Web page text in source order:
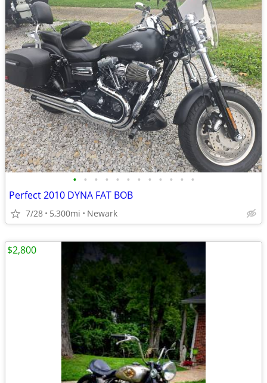
• • • • • • • • • • • •
Perfect 2010 DYNA FAT BOB
7/28 5,300mi Newark
$2,800